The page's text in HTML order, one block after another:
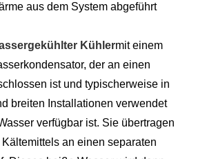
aus dem System abgeführt
Kühlermit einem
der an einen
ist und typischerweise in
breiten Installationen verwendet
verfügbar ist. Sie übertragen
an einen separaten